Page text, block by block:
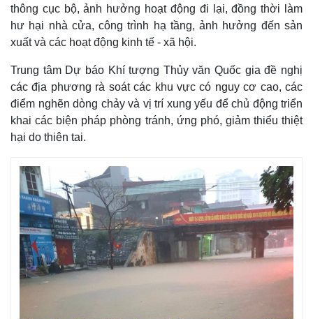
thông cục bộ, ảnh hưởng hoạt động đi lại, đồng thời làm
hư hại nhà cửa, công trình hạ tầng, ảnh hưởng đến sản
xuất và các hoạt động kinh tế - xã hội.
Trung tâm Dự báo Khí tượng Thủy văn Quốc gia đề nghị
các địa phương rà soát các khu vực có nguy cơ cao, các
điểm nghẽn dòng chảy và vị trí xung yếu để chủ động triển
khai các biện pháp phòng tránh, ứng phó, giảm thiểu thiệt
hại do thiên tai.